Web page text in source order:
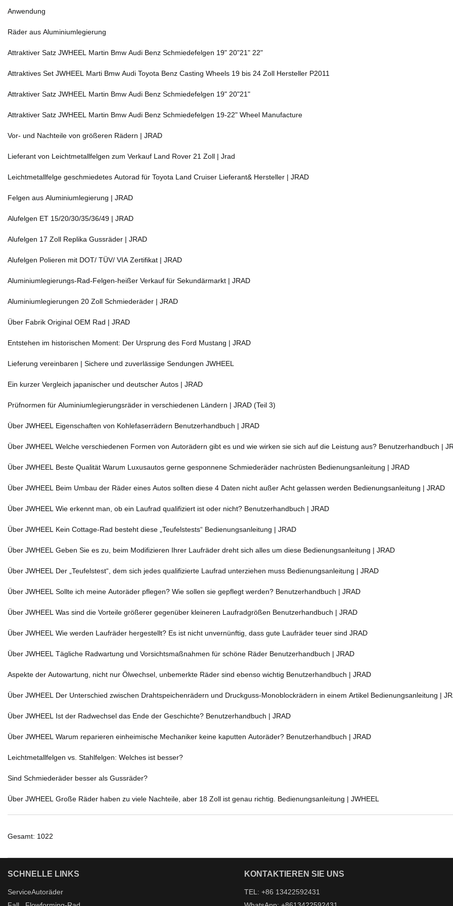
Anwendung
Räder aus Aluminiumlegierung
Attraktiver Satz JWHEEL Martin Bmw Audi Benz Schmiedefelgen 19" 20"21" 22"
Attraktives Set JWHEEL Marti Bmw Audi Toyota Benz Casting Wheels 19 bis 24 Zoll Hersteller P2011
Attraktiver Satz JWHEEL Martin Bmw Audi Benz Schmiedefelgen 19" 20"21"
Attraktiver Satz JWHEEL Martin Bmw Audi Benz Schmiedefelgen 19-22" Wheel Manufacture
Vor- und Nachteile von größeren Rädern | JRAD
Lieferant von Leichtmetallfelgen zum Verkauf Land Rover 21 Zoll | Jrad
Leichtmetallfelge geschmiedetes Autorad für Toyota Land Cruiser Lieferant& Hersteller | JRAD
Felgen aus Aluminiumlegierung | JRAD
Alufelgen ET 15/20/30/35/36/49 | JRAD
Alufelgen 17 Zoll Replika Gussräder | JRAD
Alufelgen Polieren mit DOT/ TÜV/ VIA Zertifikat | JRAD
Aluminiumlegierungs-Rad-Felgen-heißer Verkauf für Sekundärmarkt | JRAD
Aluminiumlegierungen 20 Zoll Schmiederäder | JRAD
Über Fabrik Original OEM Rad | JRAD
Entstehen im historischen Moment: Der Ursprung des Ford Mustang | JRAD
Lieferung vereinbaren | Sichere und zuverlässige Sendungen JWHEEL
Ein kurzer Vergleich japanischer und deutscher Autos | JRAD
Prüfnormen für Aluminiumlegierungsräder in verschiedenen Ländern | JRAD (Teil 3)
Über JWHEEL Eigenschaften von Kohlefaserrädern Benutzerhandbuch | JRAD
Über JWHEEL Welche verschiedenen Formen von Autorädern gibt es und wie wirken sie sich auf die Leistung aus? Benutzerhandbuch |
Über JWHEEL Beste Qualität Warum Luxusautos gerne gesponnene Schmiederäder nachrüsten Bedienungsanleitung | JRAD
Über JWHEEL Beim Umbau der Räder eines Autos sollten diese 4 Daten nicht außer Acht gelassen werden Bedienungsanleitung | JRAD
Über JWHEEL Wie erkennt man, ob ein Laufrad qualifiziert ist oder nicht? Benutzerhandbuch | JRAD
Über JWHEEL Kein Cottage-Rad besteht diese „Teufelstests“ Bedienungsanleitung | JRAD
Über JWHEEL Geben Sie es zu, beim Modifizieren Ihrer Laufräder dreht sich alles um diese Bedienungsanleitung | JRAD
Über JWHEEL Der „Teufelstest“, dem sich jedes qualifizierte Laufrad unterziehen muss Bedienungsanleitung | JRAD
Über JWHEEL Sollte ich meine Autoräder pflegen? Wie sollen sie gepflegt werden? Benutzerhandbuch | JRAD
Über JWHEEL Was sind die Vorteile größerer gegenüber kleineren Laufradgrößen Benutzerhandbuch | JRAD
Über JWHEEL Wie werden Laufräder hergestellt? Es ist nicht unvernünftig, dass gute Laufräder teuer sind JRAD
Über JWHEEL Tägliche Radwartung und Vorsichtsmaßnahmen für schöne Räder Benutzerhandbuch | JRAD
Aspekte der Autowartung, nicht nur Ölwechsel, unbemerkte Räder sind ebenso wichtig Benutzerhandbuch | JRAD
Über JWHEEL Der Unterschied zwischen Drahtspeichenrädern und Druckguss-Monoblockrädern in einem Artikel Bedienungsanleitung |
Über JWHEEL Ist der Radwechsel das Ende der Geschichte? Benutzerhandbuch | JRAD
Über JWHEEL Warum reparieren einheimische Mechaniker keine kaputten Autoräder? Benutzerhandbuch | JRAD
Leichtmetallfelgen vs. Stahlfelgen: Welches ist besser?
Sind Schmiederäder besser als Gussräder?
Über JWHEEL Große Räder haben zu viele Nachteile, aber 18 Zoll ist genau richtig. Bedienungsanleitung | JWHEEL
Gesamt: 1022
SCHNELLE LINKS
ServiceAutoräder
KONTAKTIEREN SIE UNS
TEL: +86 13422592431